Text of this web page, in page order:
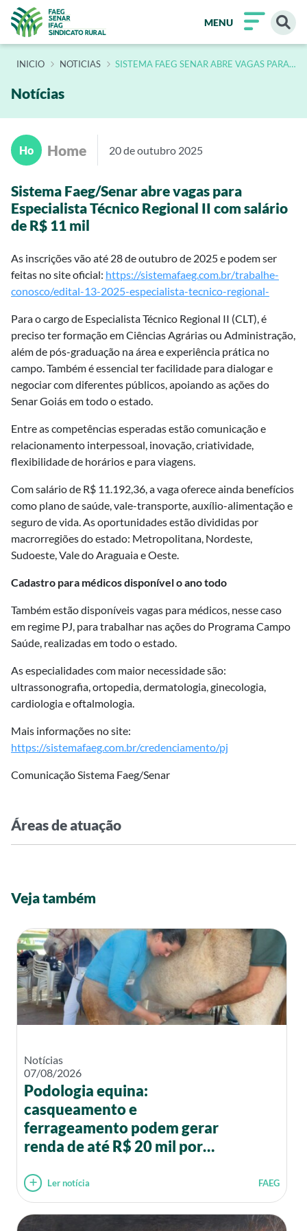
MENU
INÍCIO NOTICIAS SISTEMA FAEG SENAR ABRE VAGAS PARA
Notícias
Ho Home 20 de outubro 2025
Sistema Faeg/Senar abre vagas para
Especialista Técnico Regional II com salário
de R$ 11 mil
As inscrições vão até 28 de outubro de 2025 e podem ser
feitas no site oficial: https://sistemafaeg.com.br/trabalhe-
conosco/edital-13-2025-especialista-tecnico-regional-
Para o cargo de Especialista Técnico Regional II (CLT), é
preciso ter formação em Ciências Agrárias ou Administração,
além de pós-graduação na área e experiência prática no
campo. Também é essencial ter facilidade para dialogar e
negociar com diferentes públicos, apoiando as ações do
Senar Goiás em todo o estado.
Entre as competências esperadas estão comunicação e
relacionamento interpessoal, inovação, criatividade,
flexibilidade de horários e para viagens.
Com salário de R$ 11.192,36, a vaga oferece ainda benefícios
como plano de saúde, vale-transporte, auxílio-alimentação e
seguro de vida. As oportunidades estão divididas por
macrorregiões do estado: Metropolitana, Nordeste,
Sudoeste, Vale do Araguaia e Oeste.
Cadastro para médicos disponível o ano todo
Também estão disponíveis vagas para médicos, nesse caso
em regime PJ, para trabalhar nas ações do Programa Campo
Saúde, realizadas em todo o estado.
As especialidades com maior necessidade são:
ultrassonografia, ortopedia, dermatologia, ginecologia,
cardiologia e oftalmologia.
Mais informações no site:
https://sistemafaeg.com.br/credenciamento/pj
Comunicação Sistema Faeg/Senar
Áreas de atuação
Veja também
Notícias
07/08/2026
Podologia equina:
casqueamento e
ferrageamento podem gerar
renda de até R$ 20 mil por
Ler notícia FAEG